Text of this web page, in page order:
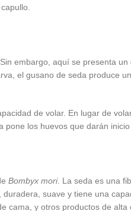
embargo, aquí se presenta
el gusano de seda produce
de volar. En lugar de
los huevos que darán
Bombyx mori. La seda es una
suave y tiene una
cama, y otros productos de alta